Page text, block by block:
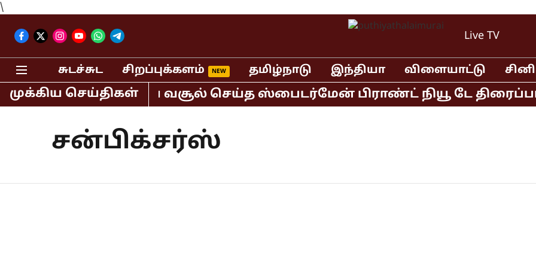
\
Live TV
சுடச்சுட சிறப்புக்களம் தமிழ்நாடு இந்தியா விளையாட்டு
முக்கிய செய்திகள்
400 கோடி ரூபாய் வசூல் செய்த ஸ்பைடர்மேன் பிராண்ட் நியூ டே
சன்பிக்சர்ஸ்